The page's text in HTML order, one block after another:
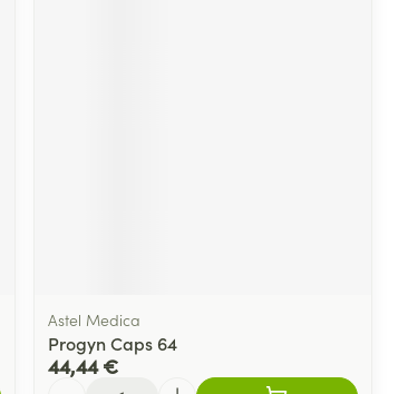
Astel Medica
Progyn Caps 64
44,44 €